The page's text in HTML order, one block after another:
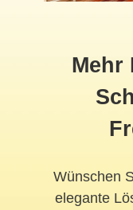
Mehr
Wünschen
elegante